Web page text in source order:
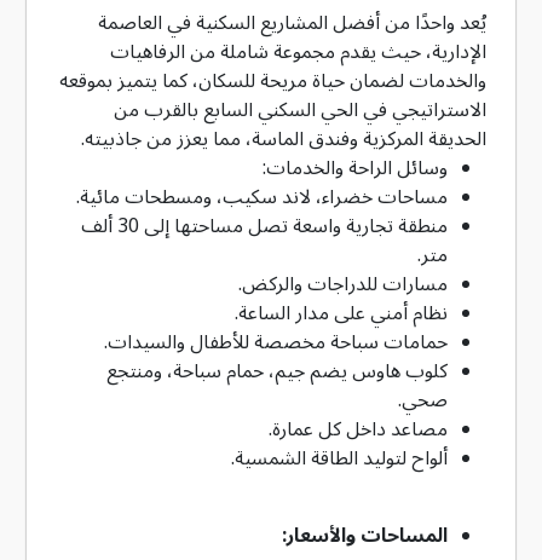
يُعد واحدًا من أفضل المشاريع السكنية في العاصمة
الإدارية، حيث يقدم مجموعة شاملة من الرفاهيات
والخدمات لضمان حياة مريحة للسكان، كما يتميز بموقعه
الاستراتيجي في الحي السكني السابع بالقرب من
الحديقة المركزية وفندق الماسة، مما يعزز من جاذبيته.
وسائل الراحة والخدمات:
مساحات خضراء، لاند سكيب، ومسطحات مائية.
منطقة تجارية واسعة تصل مساحتها إلى 30 ألف
متر.
مسارات للدراجات والركض.
نظام أمني على مدار الساعة.
حمامات سباحة مخصصة للأطفال والسيدات.
كلوب هاوس يضم جيم، حمام سباحة، ومنتجع
صحي.
مصاعد داخل كل عمارة.
ألواح لتوليد الطاقة الشمسية.
المساحات والأسعار: